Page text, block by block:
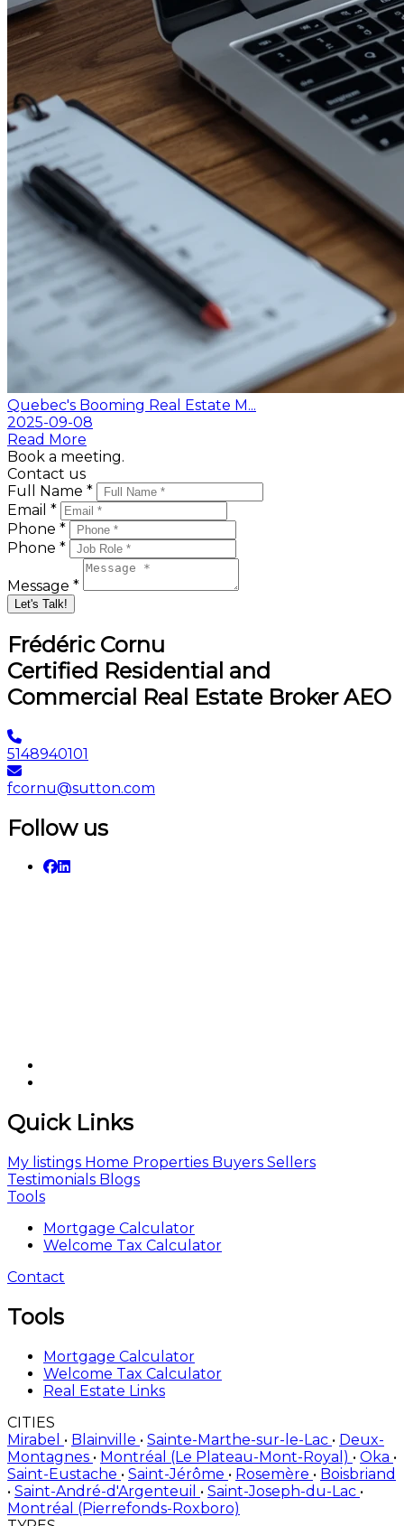
Quebec's Booming Real Estate M...
2025-09-08
Read More
Book a meeting.
Contact us
Full Name *
Email *
Phone *
Phone *
Message *
Let's Talk!
Frédéric Cornu
Certified Residential and
Commercial Real Estate Broker AEO
5148940101
fcornu@sutton.com
Follow us
Quick Links
My listings Home Properties Buyers Sellers
Testimonials Blogs
Tools
Mortgage Calculator
Welcome Tax Calculator
Contact
Tools
Mortgage Calculator
Welcome Tax Calculator
Real Estate Links
CITIES
Mirabel • Blainville • Sainte-Marthe-sur-le-Lac • Deux-
Montagnes • Montréal (Le Plateau-Mont-Royal) • Oka •
Saint-Eustache • Saint-Jérôme • Rosemère • Boisbriand
• Saint-André-d'Argenteuil • Saint-Joseph-du-Lac •
Montréal (Pierrefonds-Roxboro)